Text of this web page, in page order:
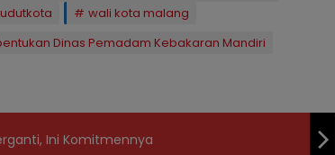
wali kota malang
Dinas Pemadam Kebakaran Mandiri
Ini Komitmennya